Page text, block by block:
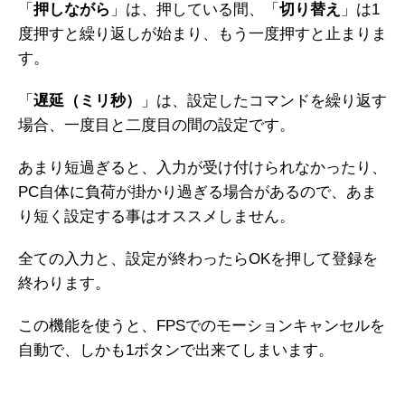
「 押しながら 」は、押している間、「 切り替え 」は1
度押すと繰り返しが始まり、もう一度押すと止まりま
す。
「 遅延（ミリ秒）
」は、設定したコマンドを繰り返す
場合、一度目と二度目の間の設定です。
あまり短過ぎると、入力が受け付けられなかったり、
PC自体に負荷が掛かり過ぎる場合があるので、あま
り短く設定する事はオススメしません。
全ての入力と、設定が終わったらOKを押して登録を
終わります。
この機能を使うと、FPSでのモーションキャンセルを
自動で、しかも1ボタンで出来てしまいます。